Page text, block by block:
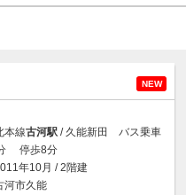
NEW
本線古河駅 / 久能新田 バス乗車
停歩8分
年10月 / 2階建
河市久能